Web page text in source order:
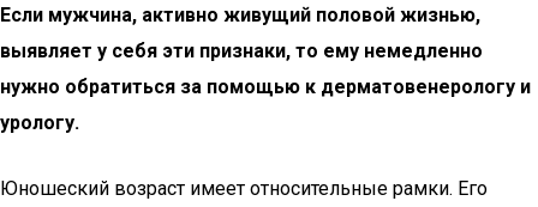
Если мужчина, активно живущий половой жизнью,
выявляет у себя эти признаки, то ему немедленно
нужно обратиться за помощью к дерматовенерологу и
урологу.
Юношеский возраст имеет относительные рамки. Его